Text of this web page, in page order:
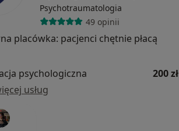
Psychotraumatologia
49 opinii
placówka: pacjenci chętnie płacą
psychologiczna
200 zł
usług